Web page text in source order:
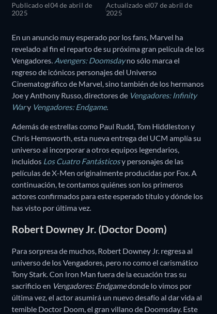
Publicado el04 de abril de
2025
Actualizado el07 de abril de
2025
En un anuncio muy esperado por los fans, Marvel ha
revelado al fin el reparto de su próxima gran película de los
Vengadores. Avengers: Doomsdayno sólo marca el
regreso de icónicos personajes del Universo
Cinematográfico de Marvel, sino también de los hermanos
Joe y Anthony Russo, directores de Vengadores: Infinity
Wary Vengadores: Endgame.
Además de estrellas como Paul Rudd, Tom Hiddleston y
Chris Hemsworth, esta nueva entrega del UCM amplía su
universo al incorporar a otros equipos legendarios,
incluidos Los Cuatro Fantásticosy personajes de las
películas de X-Men originalmente producidas por Fox. A
continuación, te contamos quiénes son los primeros
actores confirmados para este esperado título y dónde los
has visto por última vez.
Robert Downey Jr. (Doctor Doom)
Para sorpresa de muchos, Robert Downey Jr. regresa al
universo de los Vengadores, pero no como el carismático
Tony Stark. Con Iron Man fuera de la ecuación tras su
sacrificio en Vengadores: Endgamedonde lo vimos por
última vez, el actor asumirá un nuevo desafío al dar vida al
temible Doctor Doom, el gran villano de Doomsday. Este